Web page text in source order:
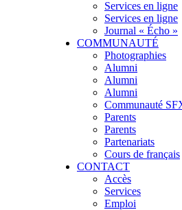
Services en ligne
Services en ligne
Journal « Écho »
COMMUNAUTÉ
Photographies
Alumni
Alumni
Alumni
Communauté
Parents
Parents
Partenariats
Cours de français
CONTACT
Accès
Services
Emploi